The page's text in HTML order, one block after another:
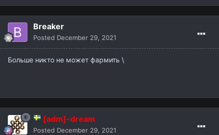
Breaker
Posted December 29, 2021
Больше никто не может фармить \
[adm]-dream
Posted December 29, 2021